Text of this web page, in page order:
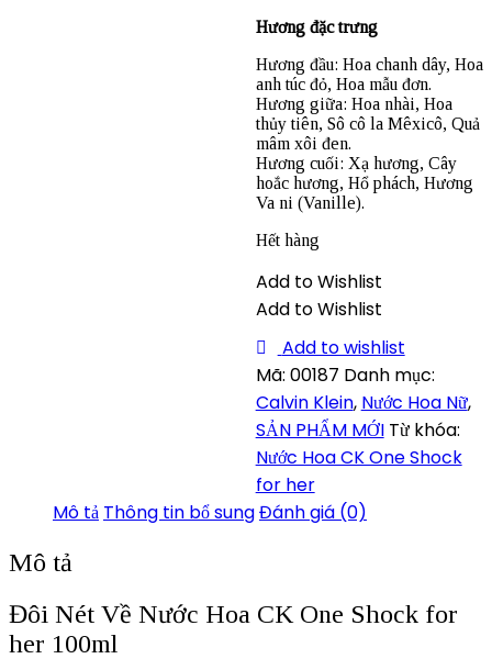
Hương đặc trưng
Hương đầu: Hoa chanh dây, Hoa
anh túc đỏ, Hoa mẫu đơn.
Hương giữa: Hoa nhài, Hoa
thủy tiên, Sô cô la Mêxicô, Quả
mâm xôi đen.
Hương cuối: Xạ hương, Cây
hoắc hương, Hổ phách, Hương
Va ni (Vanille).
Hết hàng
Add to Wishlist
Add to Wishlist
Add to wishlist
Mã: 00187 Danh mục:
Calvin Klein, Nước Hoa Nữ,
SẢN PHẨM MỚI Từ khóa:
Nước Hoa CK One Shock
for her
Mô tả Thông tin bổ sungĐánh giá (0)
Mô tả
Đôi Nét Về Nước Hoa CK One Shock for
her 100ml